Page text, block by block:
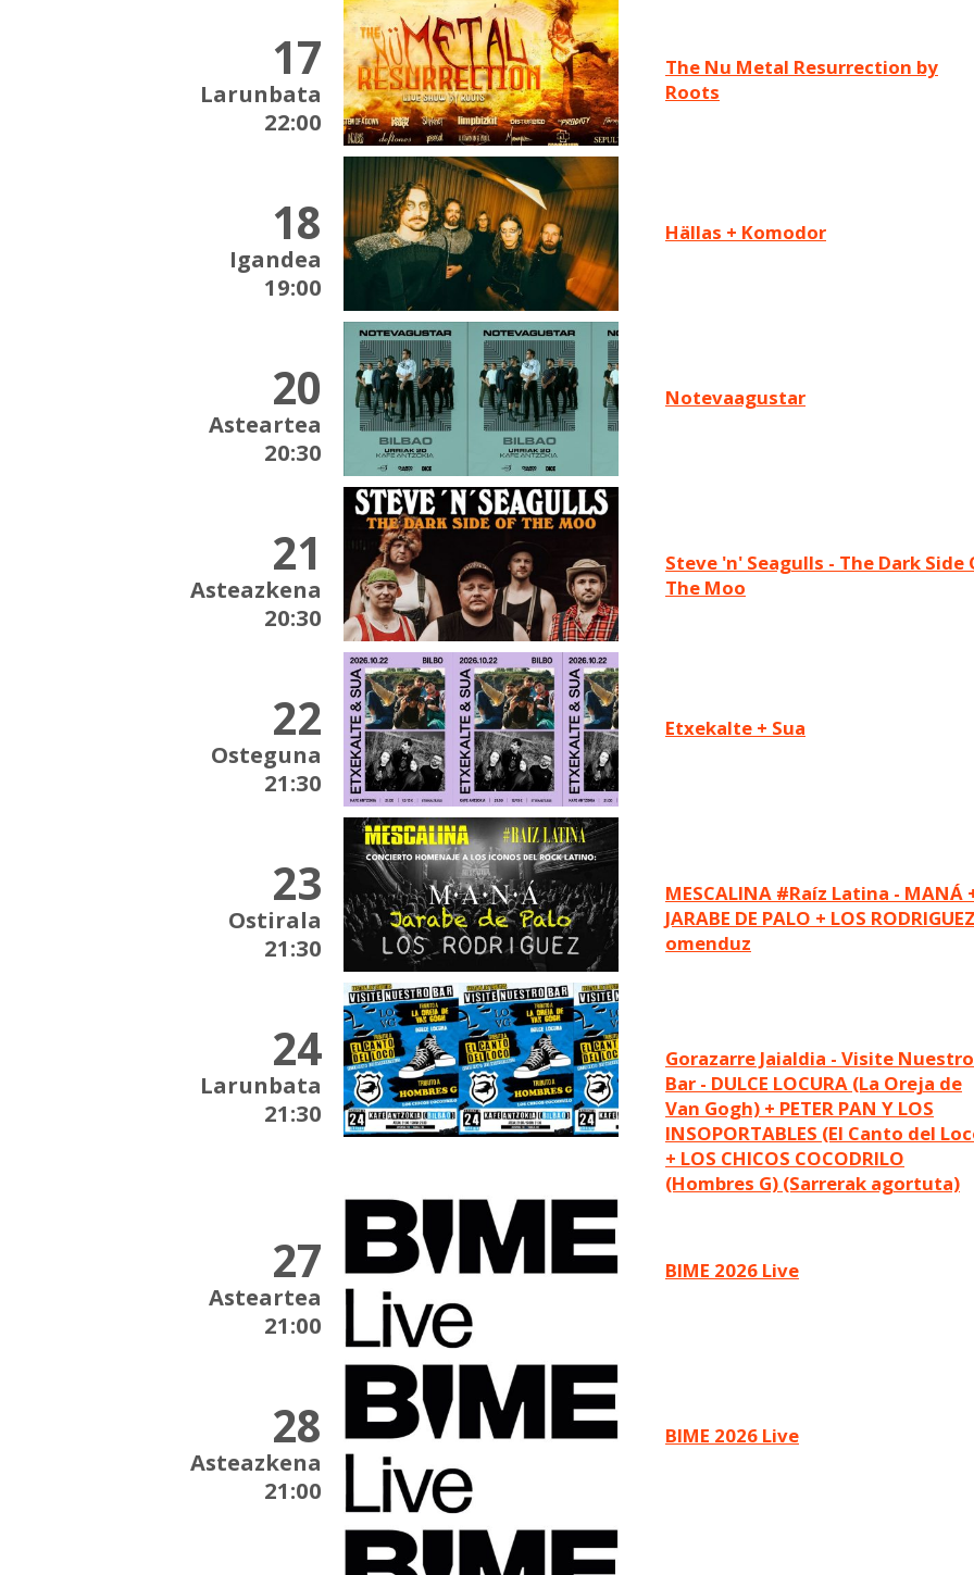
17
Larunbata
22:00
The Nu Metal Resurrection by
Roots
18
Igandea
19:00
Hällas + Komodor
20
Asteartea
20:30
Notevaagustar
21
Asteazkena
20:30
Steve 'n' Seagulls - The Dark Side Of
The Moo
22
Osteguna
21:30
Etxekalte + Sua
23
Ostirala
21:30
MESCALINA #Raíz Latina - MANÁ +
JARABE DE PALO + LOS
omenduz
24
Larunbata
21:30
Gorazarre Jaialdia - Visite Nuestro
Bar - DULCE LOCURA (La Oreja de
Van Gogh) + PETER PAN Y LOS
INSOPORTABLES (El Canto del
+ LOS CHICOS COCODRILO
(Hombres G) (Sarrerak agortuta)
27
Asteartea
21:00
BIME 2026 Live
28
Asteazkena
21:00
BIME 2026 Live